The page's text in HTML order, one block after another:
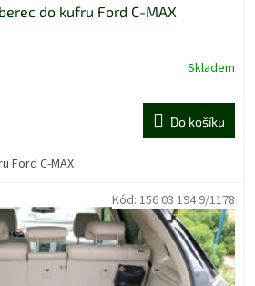
do kufru Ford C-MAX
Skladem
Do košíku
Ford C-MAX
Kód: 156 03 194 9/1178